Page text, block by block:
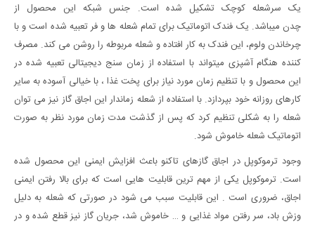
یک سرشعله کوچک تشکیل شده است. جنس شبکه این محصول از
چدن میباشد. یک فندک اتوماتیک برای تمام شعله ها و فر تعبیه شده است و با
چرخاندن ولوم، این فندک به کار افتاده و شعله مربوطه را روشن می کند. مصرف
کننده هنگام آشپزی میتواند با استفاده از زمان سنج دیجیتالی تعبیه شده در
این محصول و با تنظیم زمان مورد نیاز برای پخت غذا ، با خیالی آسوده به سایر
کارهای روزانه خود بپردازد. با استفاده از شعله زماندار این اجاق گاز نیز می توان
شعله را به شکلی تنظیم کرد که پس از گذشت مدت زمان مورد نظر به صورت
اتوماتیک شعله خاموش شود.
وجود ترموکوپل در اجاق گازهای تاکنو باعث افزایش ایمنی این محصول شده
است. ترموکوپل یکی از مهم ترین قابلیت هایی است که برای بالا رفتن ایمنی
اجاق، ضروری است . این قابلیت سبب می شود در صورتی که شعله به دلیل
وزش باد، سر رفتن مواد غذایی و … خاموش شد، جریان گاز نیز قطع شده و در